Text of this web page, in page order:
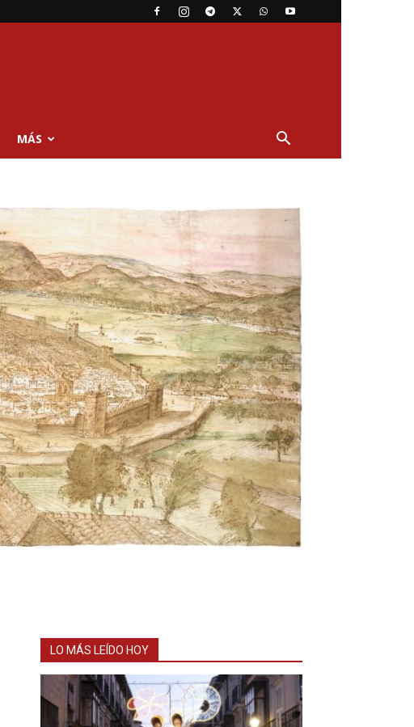
MÁS
LO MÁS LEÍDO HOY